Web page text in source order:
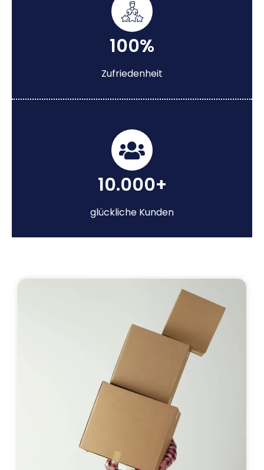
100%
Zufriedenheit
10.000+
glückliche Kunden